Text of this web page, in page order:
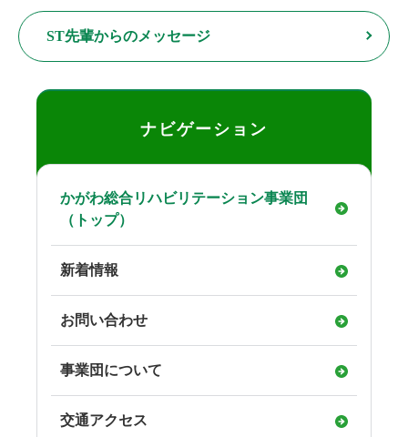
ST先輩からのメッセージ
ナビゲーション
かがわ総合リハビリテーション事業団
（トップ）
新着情報
お問い合わせ
事業団について
交通アクセス